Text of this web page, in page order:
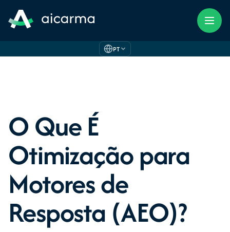
PT
O Que É
Otimização para
Motores de
Resposta (AEO)?